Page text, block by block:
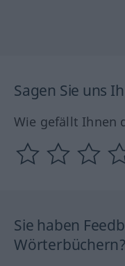
Sagen Sie uns
Wie gefällt Ihnen
Sie haben
Wörterbüchern?